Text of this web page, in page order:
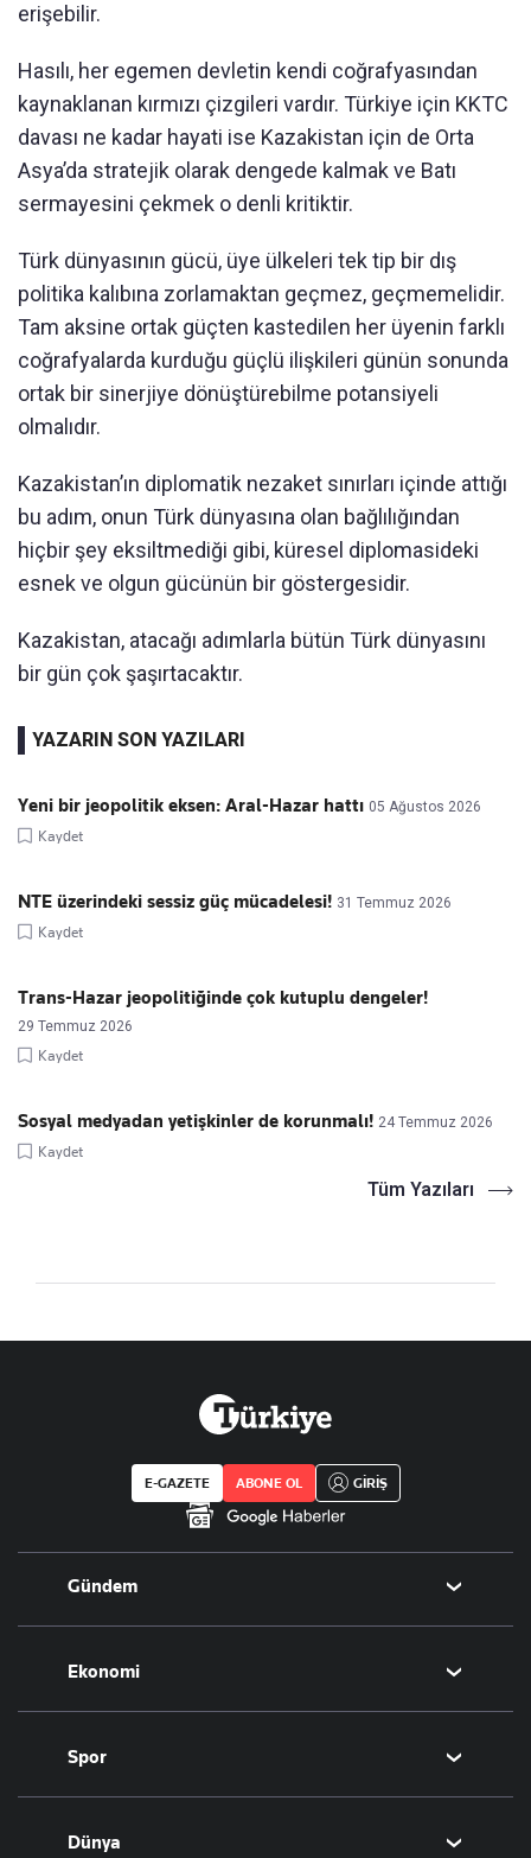
erişebilir.
Hasılı, her egemen devletin kendi coğrafyasından
kaynaklanan kırmızı çizgileri vardır. Türkiye için KKTC
davası ne kadar hayati ise Kazakistan için de Orta
Asya’da stratejik olarak dengede kalmak ve Batı
sermayesini çekmek o denli kritiktir.
Türk dünyasının gücü, üye ülkeleri tek tip bir dış
politika kalıbına zorlamaktan geçmez, geçmemelidir.
Tam aksine ortak güçten kastedilen her üyenin farklı
coğrafyalarda kurduğu güçlü ilişkileri günün sonunda
ortak bir sinerjiye dönüştürebilme potansiyeli
olmalıdır.
Kazakistan’ın diplomatik nezaket sınırları içinde attığı
bu adım, onun Türk dünyasına olan bağlılığından
hiçbir şey eksiltmediği gibi, küresel diplomasideki
esnek ve olgun gücünün bir göstergesidir.
Kazakistan, atacağı adımlarla bütün Türk dünyasını
bir gün çok şaşırtacaktır.
YAZARIN SON YAZILARI
Yeni bir jeopolitik eksen: Aral-Hazar hattı 05 Ağustos 2026
Kaydet
NTE üzerindeki sessiz güç mücadelesi! 31 Temmuz 2026
Kaydet
Trans-Hazar jeopolitiğinde çok kutuplu dengeler!
29 Temmuz 2026
Kaydet
Sosyal medyadan yetişkinler de korunmalı! 24 Temmuz 2026
Kaydet
Tüm Yazıları
E-GAZETE ABONE OL GİRİŞ
Gündem
Politika
Eğitim
Ekonomi
Borsa
Altın
Döviz
Hisse Senedi
Spor
Futbol
Puan Durumu
Dünya